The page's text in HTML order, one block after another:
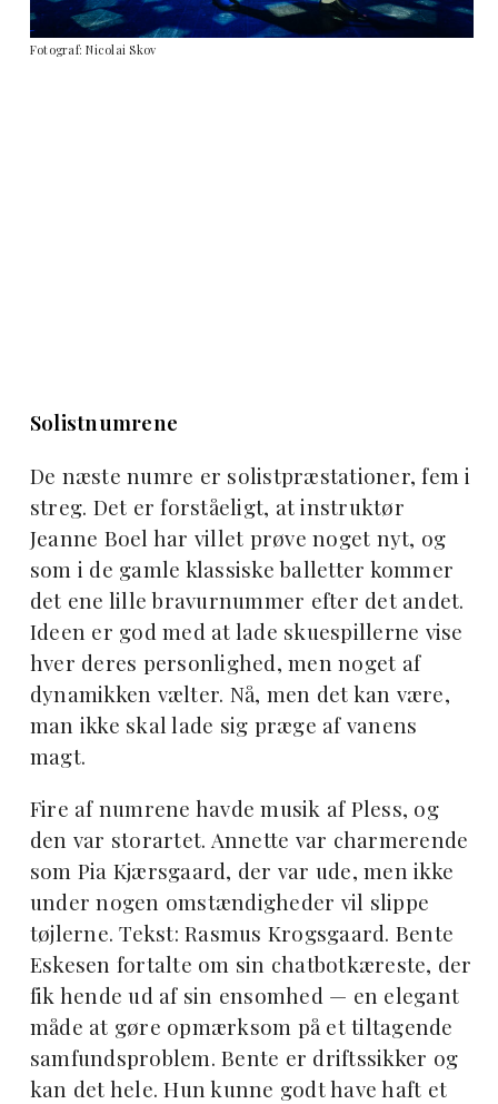
Fotograf: Nicolai Skov
Solistnumrene
De næste numre er solistpræstationer, fem i
streg. Det er forståeligt, at instruktør
Jeanne Boel har villet prøve noget nyt, og
som i de gamle klassiske balletter kommer
det ene lille bravurnummer efter det andet.
Ideen er god med at lade skuespillerne vise
hver deres personlighed, men noget af
dynamikken vælter. Nå, men det kan være,
man ikke skal lade sig præge af vanens
magt.
Fire af numrene havde musik af Pless, og
den var storartet. Annette var charmerende
som Pia Kjærsgaard, der var ude, men ikke
under nogen omstændigheder vil slippe
tøjlerne. Tekst: Rasmus Krogsgaard. Bente
Eskesen fortalte om sin chatbotkæreste, der
fik hende ud af sin ensomhed — en elegant
måde at gøre opmærksom på et tiltagende
samfundsproblem. Bente er driftssikker og
kan det hele. Hun kunne godt have haft et